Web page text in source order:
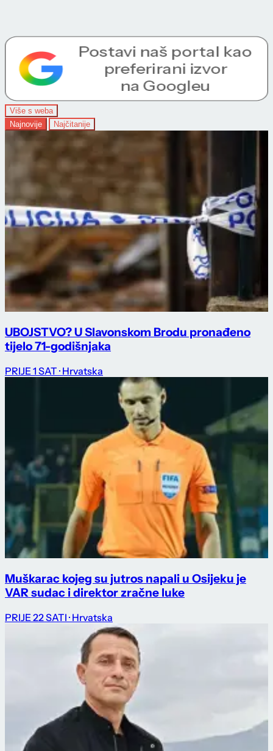
Više s weba
Najnovije
Najčitanije
UBOJSTVO? U Slavonskom Brodu pronađeno
tijelo 71-godišnjaka
PRIJE 1 SAT · Hrvatska
Muškarac kojeg su jutros napali u Osijeku je
VAR sudac i direktor zračne luke
PRIJE 22 SATI · Hrvatska